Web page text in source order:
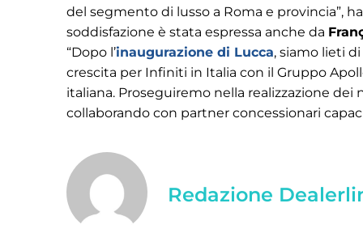
del segmento di lusso a Roma e provincia”,
soddisfazione è stata espressa anche da
“Dopo l’inaugurazione di Lucca, siamo lieti
crescita per Infiniti in Italia con il Gruppo
italiana. Proseguiremo nella realizzazione
collaborando con partner concessionari
Redazione